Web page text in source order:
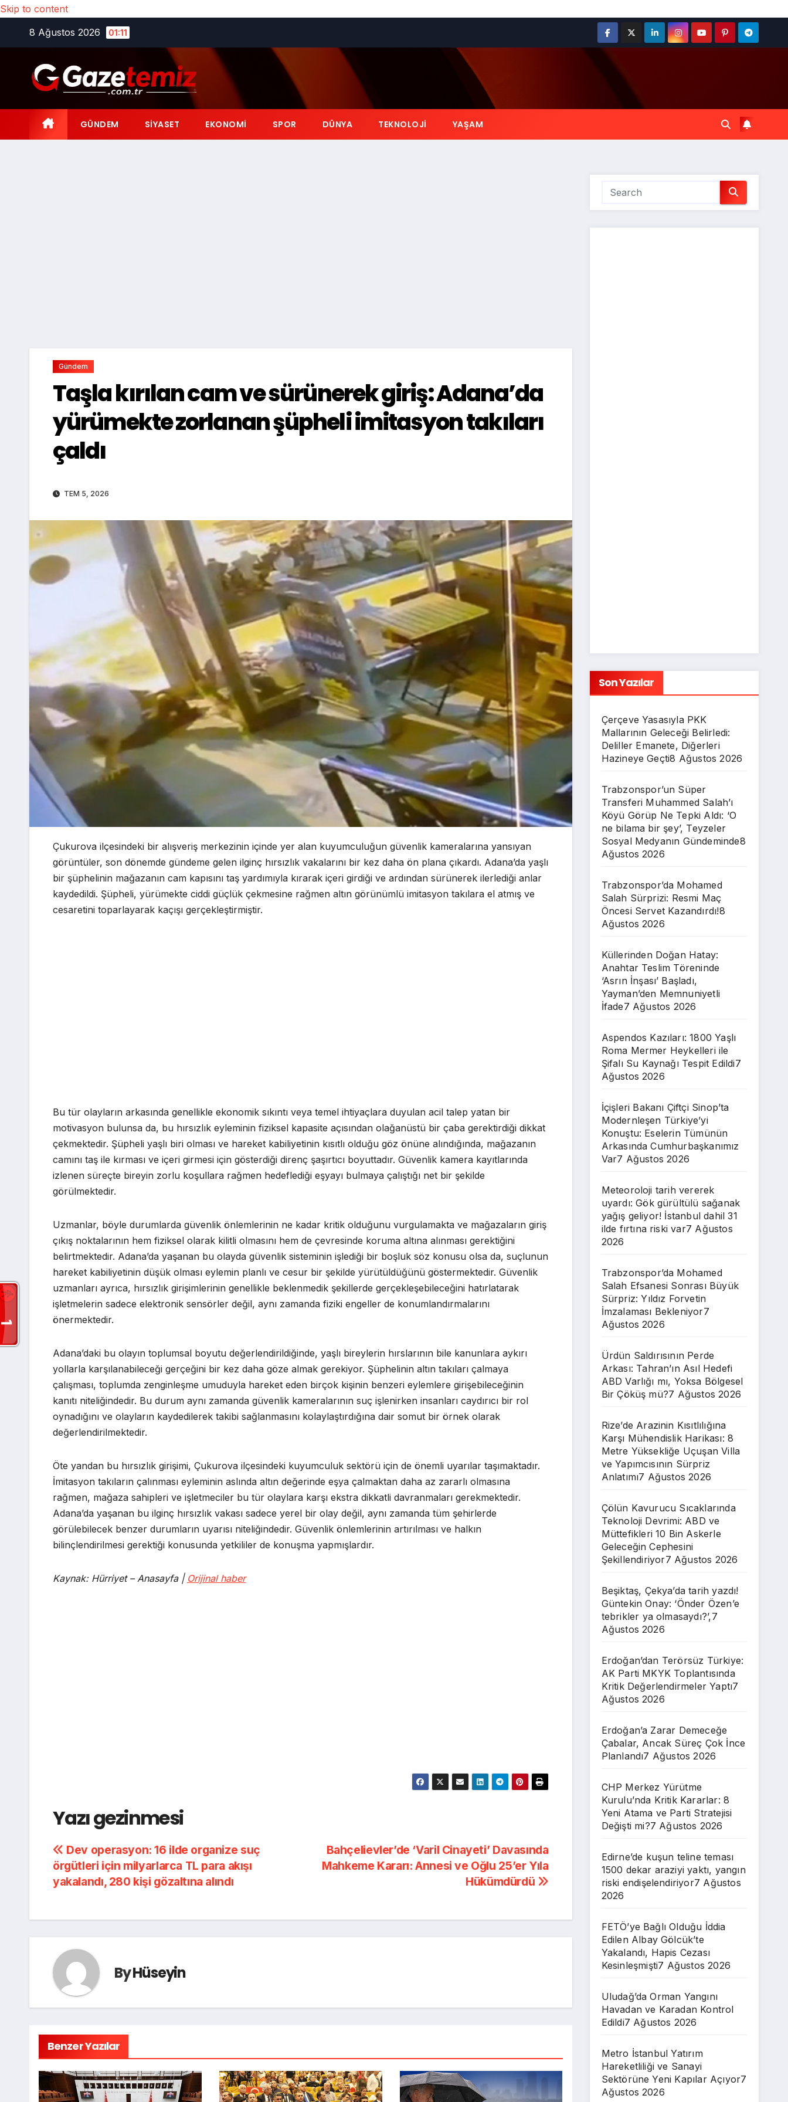
Skip to content
8 Ağustos 2026
01:11
GÜNDEM SIYASET EKONOMI SPOR DÜNYA TEKNOLOJI YAŞAM
Gündem
Taşla kırılan cam ve sürünerek giriş: Adana’da
yürümekte zorlanan şüpheli imitasyon takıları
çaldı
TEM 5, 2026
Çukurova ilçesindeki bir alışveriş merkezinin içinde yer alan kuyumculuğun güvenlik kameralarına yansıyan
görüntüler, son dönemde gündeme gelen ilginç hırsızlık vakalarını bir kez daha ön plana çıkardı. Adana’da yaşlı
bir şüphelinin mağazanın cam kapısını taş yardımıyla kırarak içeri girdiği ve ardından sürünerek ilerlediği anlar
kaydedildi. Şüpheli, yürümekte ciddi güçlük çekmesine rağmen altın görünümlü imitasyon takılara el atmış ve
cesaretini toparlayarak kaçışı gerçekleştirmiştir.
Bu tür olayların arkasında genellikle ekonomik sıkıntı veya temel ihtiyaçlara duyulan acil talep yatan bir
motivasyon bulunsa da, bu hırsızlık eyleminin fiziksel kapasite açısından olağanüstü bir çaba gerektirdiği dikkat
çekmektedir. Şüpheli yaşlı biri olması ve hareket kabiliyetinin kısıtlı olduğu göz önüne alındığında, mağazanın
camını taş ile kırması ve içeri girmesi için gösterdiği direnç şaşırtıcı boyuttadır. Güvenlik kamera kayıtlarında
izlenen süreçte bireyin zorlu koşullara rağmen hedeflediği eşyayı bulmaya çalıştığı net bir şekilde
görülmektedir.
Uzmanlar, böyle durumlarda güvenlik önlemlerinin ne kadar kritik olduğunu vurgulamakta ve mağazaların giriş
çıkış noktalarının hem fiziksel olarak kilitli olmasını hem de çevresinde koruma altına alınması gerektiğini
belirtmektedir. Adana’da yaşanan bu olayda güvenlik sisteminin işlediği bir boşluk söz konusu olsa da, suçlunun
hareket kabiliyetinin düşük olması eylemin planlı ve cesur bir şekilde yürütüldüğünü göstermektedir. Güvenlik
uzmanları ayrıca, hırsızlık girişimlerinin genellikle beklenmedik şekillerde gerçekleşebileceğini hatırlatarak
işletmelerin sadece elektronik sensörler değil, aynı zamanda fiziki engeller de konumlandırmalarını
önermektedir.
Adana’daki bu olayın toplumsal boyutu değerlendirildiğinde, yaşlı bireylerin hırslarının bile kanunlara aykırı
yollarla karşılanabileceği gerçeğini bir kez daha göze almak gerekiyor. Şüphelinin altın takıları çalmaya
çalışması, toplumda zenginleşme umuduyla hareket eden birçok kişinin benzeri eylemlere girişebileceğinin
kanıtı niteliğindedir. Bu durum aynı zamanda güvenlik kameralarının suç işlenirken insanları caydırıcı bir rol
oynadığını ve olayların kaydedilerek takibi sağlanmasını kolaylaştırdığına dair somut bir örnek olarak
değerlendirilmektedir.
Öte yandan bu hırsızlık girişimi, Çukurova ilçesindeki kuyumculuk sektörü için de önemli uyarılar taşımaktadır.
İmitasyon takıların çalınması eyleminin aslında altın değerinde eşya çalmaktan daha az zararlı olmasına
rağmen, mağaza sahipleri ve işletmeciler bu tür olaylara karşı ekstra dikkatli davranmaları gerekmektedir.
Adana’da yaşanan bu ilginç hırsızlık vakası sadece yerel bir olay değil, aynı zamanda tüm şehirlerde
görülebilecek benzer durumların uyarısı niteliğindedir. Güvenlik önlemlerinin artırılması ve halkın
bilinçlendirilmesi gerektiği konusunda yetkililer de konuşma yapmışlardır.
Kaynak: Hürriyet – Anasayfa | Orijinal haber
Yazı gezinmesi
Bahçelievler’de ‘Varil Cinayeti’ Davasında
Mahkeme Kararı: Annesi ve Oğlu 25’er Yıla
Hükümdürdü
Dev operasyon: 16 ilde organize suç
örgütleri için milyarlarca TL para akışı
yakalandı, 280 kişi gözaltına alındı
ByHüseyin
Benzer Yazılar
Son Yazılar
Çerçeve Yasasıyla PKK
Mallarının Geleceği Belirledi:
Deliller Emanete, Diğerleri
Hazineye Geçti8 Ağustos 2026
Trabzonspor’un Süper
Transferi Muhammed Salah’ı
Köyü Görüp Ne Tepki Aldı: ‘O
ne bilama bir şey’, Teyzeler
Sosyal Medyanın Gündeminde8
Ağustos 2026
Trabzonspor’da Mohamed
Salah Sürprizi: Resmi Maç
Öncesi Servet Kazandırdı!8
Ağustos 2026
Küllerinden Doğan Hatay:
Anahtar Teslim Töreninde
‘Asrın İnşası’ Başladı,
Yayman’den Memnuniyetli
İfade7 Ağustos 2026
Aspendos Kazıları: 1800 Yaşlı
Roma Mermer Heykelleri ile
Şifalı Su Kaynağı Tespit Edildi7
Ağustos 2026
İçişleri Bakanı Çiftçi Sinop’ta
Modernleşen Türkiye’yi
Konuştu: Eselerin Tümünün
Arkasında Cumhurbaşkanımız
Var7 Ağustos 2026
Meteoroloji tarih vererek
uyardı: Gök gürültülü sağanak
yağış geliyor! İstanbul dahil 31
ilde fırtına riski var7 Ağustos
2026
Trabzonspor’da Mohamed
Salah Efsanesi Sonrası Büyük
Sürpriz: Yıldız Forvetin
İmzalaması Bekleniyor7
Ağustos 2026
Ürdün Saldırısının Perde
Arkası: Tahran’ın Asıl Hedefi
ABD Varlığı mı, Yoksa Bölgesel
Bir Çöküş mü?7 Ağustos 2026
Rize’de Arazinin Kısıtlılığına
Karşı Mühendislik Harikası: 8
Metre Yüksekliğe Uçuşan Villa
ve Yapımcısının Sürpriz
Anlatımı7 Ağustos 2026
Çölün Kavurucu Sıcaklarında
Teknoloji Devrimi: ABD ve
Müttefikleri 10 Bin Askerle
Geleceğin Cephesini
Şekillendiriyor7 Ağustos 2026
Beşiktaş, Çekya’da tarih yazdı!
Güntekin Onay: ‘Önder Özen’e
tebrikler ya olmasaydı?’,7
Ağustos 2026
Erdoğan’dan Terörsüz Türkiye:
AK Parti MKYK Toplantısında
Kritik Değerlendirmeler Yaptı7
Ağustos 2026
Erdoğan’a Zarar Demeceğe
Çabalar, Ancak Süreç Çok İnce
Planlandı7 Ağustos 2026
CHP Merkez Yürütme
Kurulu’nda Kritik Kararlar: 8
Yeni Atama ve Parti Stratejisi
Değişti mi?7 Ağustos 2026
Edirne’de kuşun teline teması
1500 dekar araziyi yaktı, yangın
riski endişelendiriyor7 Ağustos
2026
FETÖ’ye Bağlı Olduğu İddia
Edilen Albay Gölcük’te
Yakalandı, Hapis Cezası
Kesinleşmişti7 Ağustos 2026
Uludağ’da Orman Yangını
Havadan ve Karadan Kontrol
Edildi7 Ağustos 2026
Metro İstanbul Yatırım
Hareketliliği ve Sanayi
Sektörüne Yeni Kapılar Açıyor7
Ağustos 2026